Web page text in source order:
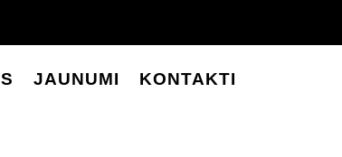
JAUNUMI KONTAKTI